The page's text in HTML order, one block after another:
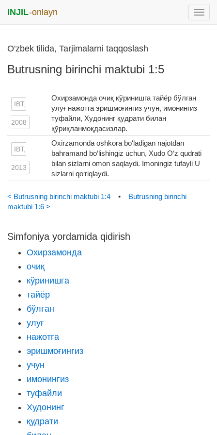
меню
INJIL-onlayn
O'zbek tilida, Tarjimalarni taqqoslash
Butrusning birinchi maktubi 1:5
IBT,
2008
Охирзамонда очиқ кўринишга тайёр бўлган
улуғ нажотга эришмоғингиз учун, имонингиз
туфайли, Худонинг қудрати билан
қўриқланмоқдасизлар.
IBT,
2013
Oxirzamonda oshkora bo‘ladigan najotdan
bahramand bo‘lishingiz uchun, Xudo O‘z qudrati
bilan sizlarni omon saqlaydi. Imoningiz tufayli U
sizlarni qo‘riqlaydi.
< Butrusning birinchi maktubi 1:4 • Butrusning birinchi
maktubi 1:6 >
Simfoniya yordamida qidirish
Охирзамонда
очиқ
кўринишга
тайёр
бўлган
улуғ
нажотга
эришмоғингиз
учун
имонингиз
туфайли
Худонинг
қудрати